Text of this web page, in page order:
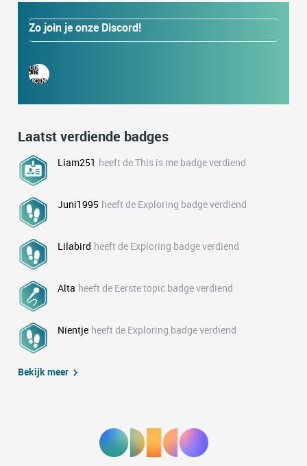
Zo join je onze Discord!
Laatst verdiende badges
Liam251 heeft de This is me badge verdiend
Juni1995 heeft de Exploring badge verdiend
Lilabird heeft de Exploring badge verdiend
Alta heeft de Eerste topic badge verdiend
Nientje heeft de Exploring badge verdiend
Bekijk meer